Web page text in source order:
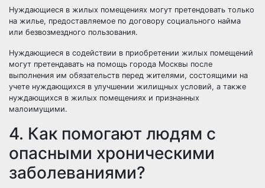
Нуждающиеся в жилых помещениях могут претендовать только
на жилье, предоставляемое по договору социального найма
или безвозмездного пользования.
Нуждающиеся в содействии в приобретении жилых помещений
могут претендавать на помощь города Москвы после
выполнения им обязательств перед жителями, состоящими на
учете нуждающихся в улучшении жилищных условий, а также
нуждающихся в жилых помещениях и признанных
малоимущими.
4. Как помогают людям с
опасными хроническими
заболеваниями?